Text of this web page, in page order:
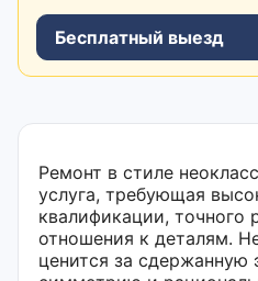
Бесплатный выезд
Ремонт в стиле
услуга, требующая
квалификации, точного
отношения к деталям.
ценится за сдержанную